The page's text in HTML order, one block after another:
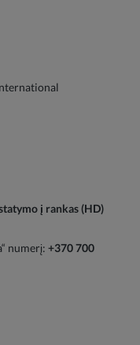
į rankas (HD)
numerį: +370 700